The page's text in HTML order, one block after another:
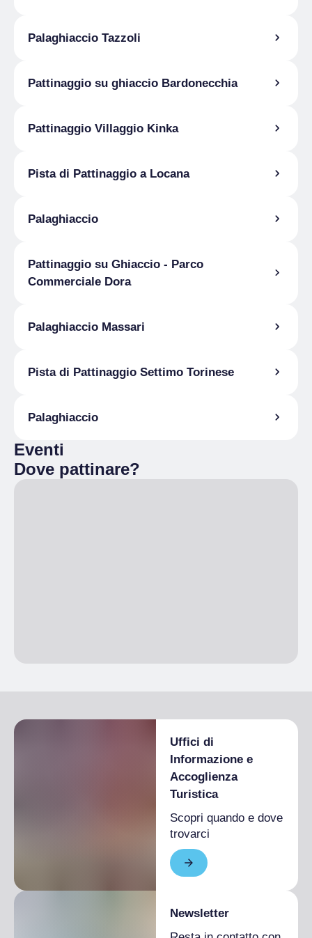
Palaghiaccio Tazzoli
Pattinaggio su ghiaccio Bardonecchia
Pattinaggio Villaggio Kinka
Pista di Pattinaggio a Locana
Palaghiaccio
Pattinaggio su Ghiaccio - Parco
Commerciale Dora
Palaghiaccio Massari
Pista di Pattinaggio Settimo Torinese
Palaghiaccio
Eventi
Dove pattinare?
Uffici di
Informazione e
Accoglienza
Turistica
Scopri quando e dove
trovarci
Newsletter